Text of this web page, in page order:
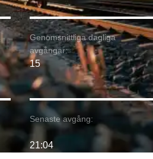
Genomsnittliga dagliga
avgångar:
15
Senaste avgång:
21:04